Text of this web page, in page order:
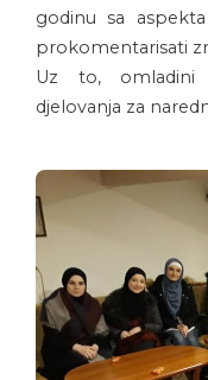
godinu sa
prokomentarisati
Uz to, omladini
djelovanja za